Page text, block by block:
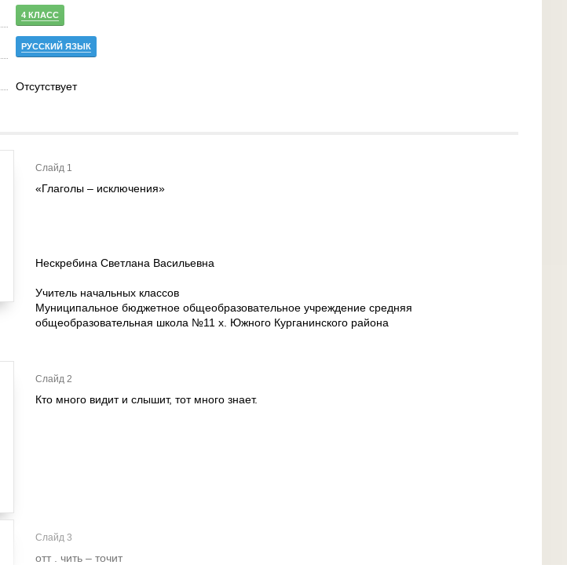
4 КЛАСС
РУССКИЙ ЯЗЫК
Отсутствует
Слайд 1
«Глаголы – исключения»
Нескребина Светлана Васильевна
Учитель начальных классов
Муниципальное бюджетное общеобразовательное учреждение средняя
общеобразовательная школа №11 х. Южного Курганинского района
Слайд 2
Кто много видит и слышит, тот много знает.
Слайд 3
отт . чить – точит